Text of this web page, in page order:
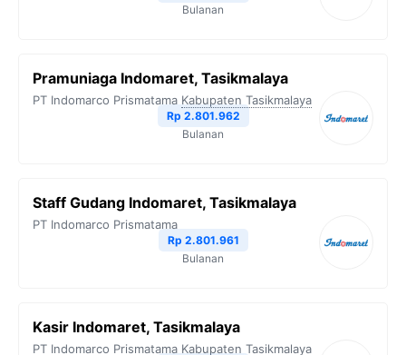
Bulanan
Pramuniaga Indomaret, Tasikmalaya
PT Indomarco Prismatama Kabupaten Tasikmalaya
Rp 2.801.962
Bulanan
Staff Gudang Indomaret, Tasikmalaya
PT Indomarco Prismatama
Rp 2.801.961
Bulanan
Kasir Indomaret, Tasikmalaya
PT Indomarco Prismatama Kabupaten Tasikmalaya